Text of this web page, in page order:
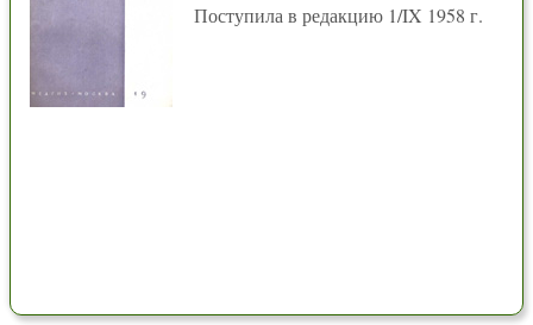
Поступила в редакцию 1/IX 1958 г.